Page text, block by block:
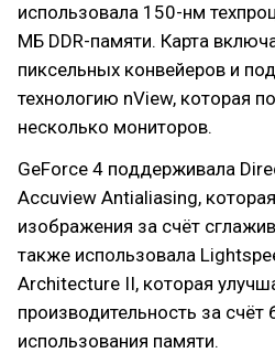
использовала 150-нм
МБ DDR-памяти. Карта
пиксельных конвейеров и
технологию nView, которая
несколько мониторов.
GeForce 4 поддерживала
Accuview Antialiasing,
изображения за счёт
также использовала
Architecture II, которая
производительность за
использования памяти.